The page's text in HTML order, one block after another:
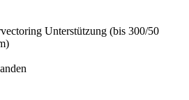
Unterstützung (bis 300/50